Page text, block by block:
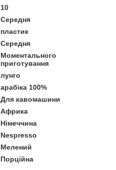
10
Середня
пластик
Середня
Моментального
приготування
лунго
арабіка 100%
Для кавомашини
Африка
Німеччина
Nespresso
Мелений
Порційна